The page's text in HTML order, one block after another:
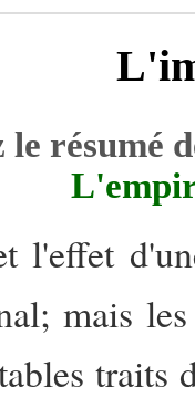
résumé
l'effet
mais
traits